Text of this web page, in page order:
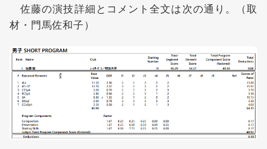
佐藤の演技詳細とコメント全文は次の通り。（取
材・門馬佐和子）